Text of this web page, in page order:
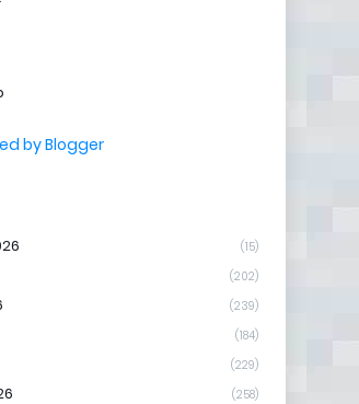
by Blogger
(15)
(202)
(239)
(184)
(229)
(258)